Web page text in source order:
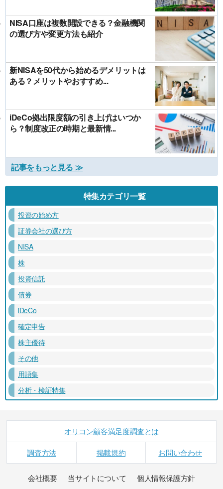
NISA口座は複数開設できる？金融機関
の選び方や変更方法も紹介
新NISAを50代から始めるデメリットは
ある？メリットやおすすめ...
iDeCo拠出限度額の引き上げはいつか
ら？制度改正の時期と最新情...
記事をもっと見る ≫
特集カテゴリ一覧
投資の始め方
証券会社の選び方
NISA
株
投資信託
債券
iDeCo
確定申告
株主優待
その他
用語集
分析・検証特集
オリコン顧客満足度調査とは
調査方法 掲載規約 お問い合わせ
会社概要 当サイトについて
個人情報保護方針